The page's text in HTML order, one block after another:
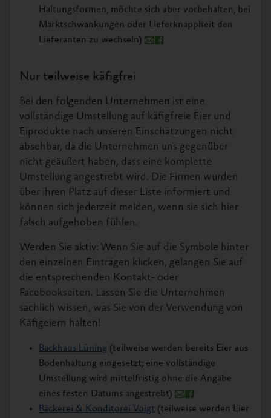
Haltungsformen, möchte sich aber vorbehalten, bei
Marktschwankungen oder Lieferknappheit den
Lieferanten zu wechseln)
Nur teilweise käfigfrei
Bei den folgenden Unternehmen ist eine
vollständige Umstellung auf käfigfreie Eier und
Eiprodukte nach unseren Einschätzungen nicht
absehbar, da die Unternehmen uns gegenüber
nicht geäußert haben, dass eine komplette
Umstellung angestrebt wird. Die Firmen wurden
über ihren Platz auf dieser Liste informiert und
können sich jederzeit melden, wenn sie sich hier
falsch aufgehoben fühlen.
Werden Sie aktiv: Wenn Sie auf die Symbole hinter
den einzelnen Einträgen klicken, gelangen Sie auf
die entsprechenden Kontakt- oder
Facebookseiten. Lassen Sie die Unternehmen
sachlich wissen, was Sie von der Verwendung von
Käfigeiern halten!
Backhaus Lüning (teilweise werden bereits Eier aus
Bodenhaltung eingesetzt; eine vollständige
Umstellung wird mittelfristig ohne die Angabe
eines festen Datums angestrebt)
Bäckerei & Konditorei Voigt (teilweise werden Eier